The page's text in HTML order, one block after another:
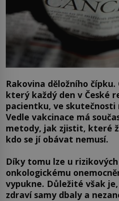
Rakovina děložního
který každý den v České
pacientku, ve skutečnosti
Vedle vakcinace má
metody, jak zjistit, které
kdo se jí obávat nemusí.
Díky tomu lze u
onkologickému
vypukne. Důležité však
zdraví samy dbaly a